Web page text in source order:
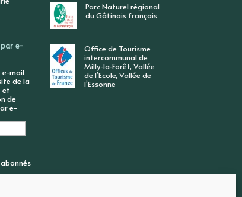
par e-
e-mail
de la
et
de
e-
Parc Naturel régional
du Gâtinais français
Office de Tourisme
intercommunal de
Milly-la-Forêt, Vallée
de l’Ecole, Vallée de
l’Essonne